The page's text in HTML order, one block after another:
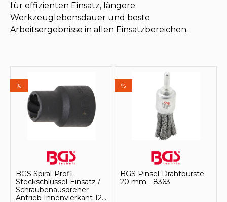
für effizienten Einsatz, längere
Werkzeuglebensdauer und beste
Arbeitsergebnisse in allen Einsatzbereichen.
%
BGS Spiral-Profil-
Steckschlüssel-Einsatz /
Schraubenausdreher
Antrieb Innenvierkant 12,5
%
BGS Pinsel-Drahtbürste
20 mm - 8363